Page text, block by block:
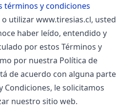
términos y condiciones
o utilizarwww.tiresias.cl, usted
haber leído, entendido y
por estos Términos y
por nuestra Política de
de acuerdo con alguna parte
Condiciones, le solicitamos
nuestro sitio web.